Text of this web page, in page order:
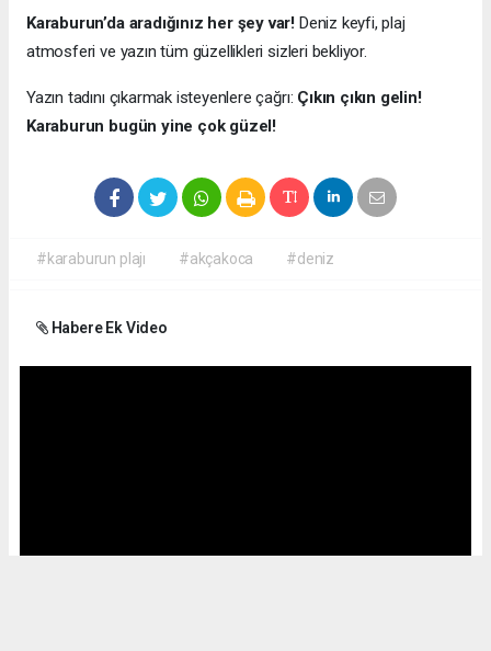
Karaburun’da aradığınız her şey var! Deniz keyfi, plaj
atmosferi ve yazın tüm güzellikleri sizleri bekliyor.
Yazın tadını çıkarmak isteyenlere çağrı: Çıkın çıkın gelin!
Karaburun bugün yine çok güzel!
#karaburun plajı #akçakoca #deniz
Habere Ek Video